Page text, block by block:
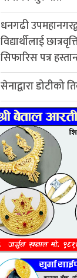
धनगढी
विद्यार्थीलाई
सिफारिस पत्र
सेनाद्वारा डोटीको